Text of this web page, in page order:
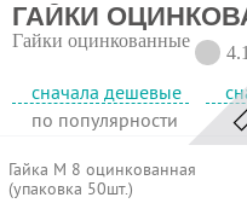
ГАЙКИ
Гайки оцинкованные
сначала дешевые
по популярности
4.1
Гайка М 8 оцинкованная
(упаковка 50шт.)